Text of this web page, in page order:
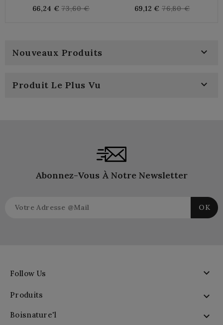
Panier De Rangement
66,24 € Regular
73,60 € 69,12 € Regular
76,80 €
Nouveaux Produits 
Produit Le Plus Vu 
Abonnez-Vous À Notre Newsletter
Follow Us 
Produits 
Boisnature'l 